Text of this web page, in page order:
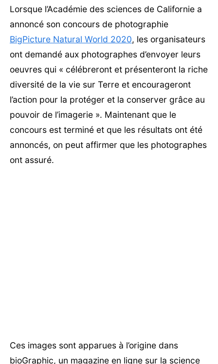
Lorsque l’Académie des sciences de Californie a
annoncé son concours de photographie
BigPicture Natural World 2020, les organisateurs
ont demandé aux photographes d’envoyer leurs
oeuvres qui « célébreront et présenteront la riche
diversité de la vie sur Terre et encourageront
l’action pour la protéger et la conserver grâce au
pouvoir de l’imagerie ». Maintenant que le
concours est terminé et que les résultats ont été
annoncés, on peut affirmer que les photographes
ont assuré.
Ces images sont apparues à l’origine dans
bioGraphic, un magazine en ligne sur la science